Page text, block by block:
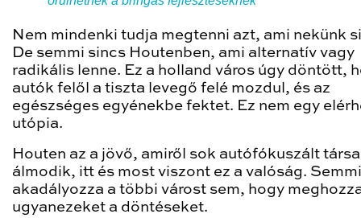
Nem mindenki tudja megtenni azt, ami nekünk
De semmi sincs Houtenben, ami alternatív vagy
radikális lenne. Ez a holland város úgy döntött,
autók felől a tiszta levegő felé mozdul, és az
egészséges egyénekbe fektet. Ez nem egy
utópia.
Houten az a jövő, amiről sok autófókuszált
álmodik, itt és most viszont ez a valóság.
akadályozza a többi várost sem, hogy
ugyanezeket a döntéseket.